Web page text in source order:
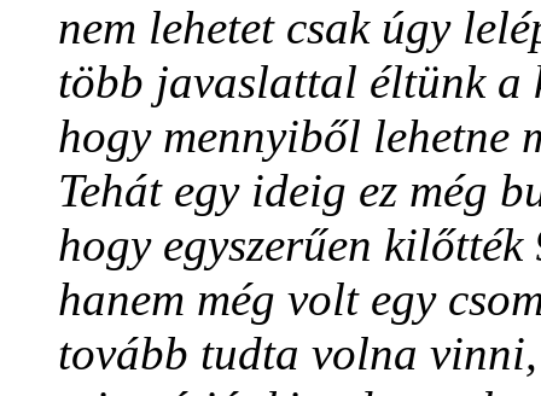
nem lehetet csak úgy
több javaslattal éltünk a
hogy mennyiből lehetne
Tehát egy ideig ez még
hogy egyszerűen
hanem még volt egy
tovább tudta volna